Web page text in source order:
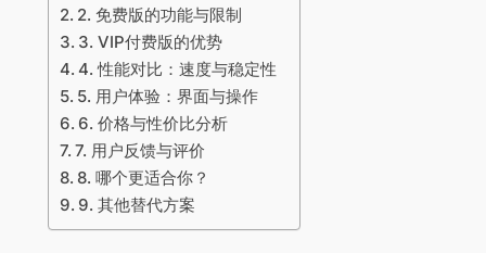
2. 免费版的功能与限制
3. VIP付费版的优势
4. 性能对比：速度与稳定性
5. 用户体验：界面与操作
6. 价格与性价比分析
7. 用户反馈与评价
8. 哪个更适合你？
9. 其他替代方案